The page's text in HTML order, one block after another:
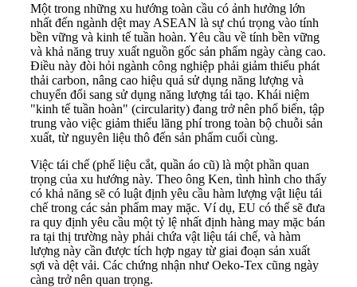
Một trong những xu hướng toàn cầu có ảnh hưởng lớn
nhất đến ngành dệt may ASEAN là sự chú trọng vào tính
bền vững và kinh tế tuần hoàn. Yêu cầu về tính bền vững
và khả năng truy xuất nguồn gốc sản phẩm ngày càng cao.
Điều này đòi hỏi ngành công nghiệp phải giảm thiểu phát
thải carbon, nâng cao hiệu quả sử dụng năng lượng và
chuyển đổi sang sử dụng năng lượng tái tạo. Khái niệm
"kinh tế tuần hoàn" (circularity) đang trở nên phổ biến, tập
trung vào việc giảm thiểu lãng phí trong toàn bộ chuỗi sản
xuất, từ nguyên liệu thô đến sản phẩm cuối cùng.
Việc tái chế (phế liệu cắt, quần áo cũ) là một phần quan
trọng của xu hướng này. Theo ông Ken, tình hình cho thấy
có khả năng sẽ có luật định yêu cầu hàm lượng vật liệu tái
chế trong các sản phẩm may mặc. Ví dụ, EU có thể sẽ đưa
ra quy định yêu cầu một tỷ lệ nhất định hàng may mặc bán
ra tại thị trường này phải chứa vật liệu tái chế, và hàm
lượng này cần được tích hợp ngay từ giai đoạn sản xuất
sợi và dệt vải. Các chứng nhận như Oeko-Tex cũng ngày
càng trở nên quan trọng.